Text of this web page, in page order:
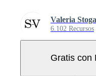
Valeria
6.102 Recursos
Gratis con